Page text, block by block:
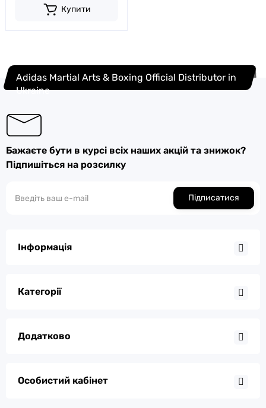
Купити
Adidas Martial Arts & Boxing Official Distributor in
Ukraine
Бажаєте бути в курсі всіх наших акцій та знижок?
Підпишіться на розсилку
Підписатися
Інформація
Категорії
Додатково
Особистий кабінет